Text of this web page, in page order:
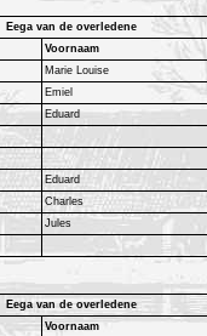
Eega van de overledene
Voornaam
Marie Louise
Emiel
Eduard
Eduard
Charles
Jules
Eega van de overledene
Voornaam